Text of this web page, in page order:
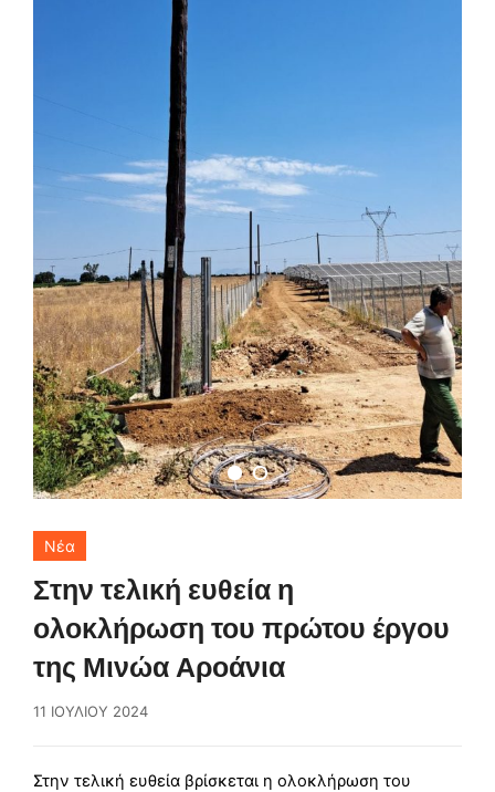
Νέα
Στην τελική ευθεία η
ολοκλήρωση του πρώτου έργου
της Μινώα Αροάνια
11 ΙΟΥΛΊΟΥ 2024
Στην τελική ευθεία βρίσκεται η ολοκλήρωση του